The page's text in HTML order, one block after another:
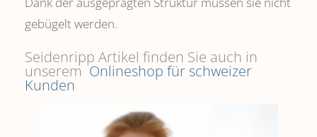
gebügelt werden.
Seidenripp Artikel finden Sie auch in
unserem Onlineshop für schweizer
Kunden